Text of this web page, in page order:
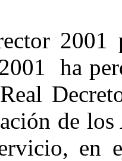
2001
2001 ha
de
en